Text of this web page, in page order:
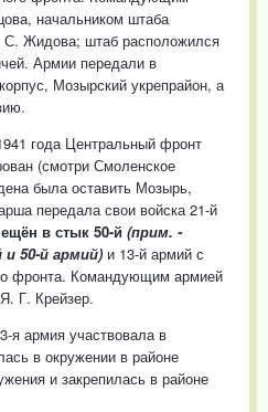
начальником штаба
С. Жидова; штаб расположился
Армии передали в
Мозырский укрепрайон, а
года Центральный фронт
(смотри Смоленское
была оставить Мозырь,
передала свои войска 21-й
в стык 50-й (прим. -
и 50-й армий) и 13-й армий с
фронта. Командующим армией
Г. Крейзер.
я армия участвовала в
в окружении в районе
и закрепилась в районе